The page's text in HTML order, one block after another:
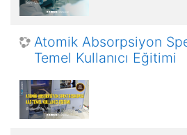
Atomik Absorpsiyon
Temel Kullanıcı Eğitimi